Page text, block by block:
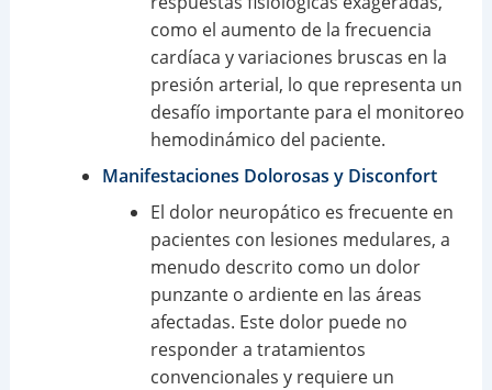
como el aumento de la frecuencia
cardíaca y variaciones bruscas en la
presión arterial, lo que representa un
desafío importante para el monitoreo
hemodinámico del paciente.
Manifestaciones Dolorosas y Disconfort
El dolor neuropático es frecuente en
pacientes con lesiones medulares, a
menudo descrito como un dolor
punzante o ardiente en las áreas
afectadas. Este dolor puede no
responder a tratamientos
convencionales y requiere un